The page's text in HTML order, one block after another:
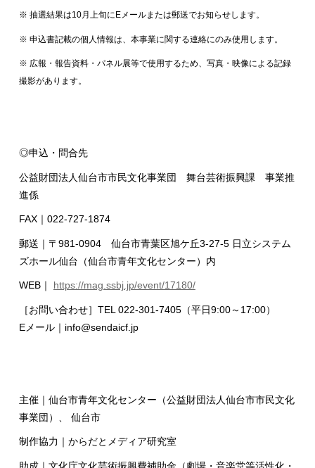
※ 抽選結果は10月上旬にEメールまたは郵送でお知らせします。
※ 申込書記載の個人情報は、本事業に関する連絡にのみ使用します。
※ 広報・報告資料・パネル展等で使用するため、写真・映像による記録
撮影があります。
◎申込・問合先
公益財団法人仙台市市民文化事業団 舞台芸術振興課 事業推
進係
FAX｜022-727-1874
郵送｜〒981-0904 仙台市青葉区旭ケ丘3-27-5 日立システム
ズホール仙台（仙台市青年文化センター）内
WEB｜ https://mag.ssbj.jp/event/17180/
［お問い合わせ］TEL 022-301-7405（平日9:00～17:00）
Eメール｜info@sendaicf.jp
主催｜仙台市青年文化センター（公益財団法人仙台市市民文化
事業団）、 仙台市
制作協力｜からだとメディア研究室